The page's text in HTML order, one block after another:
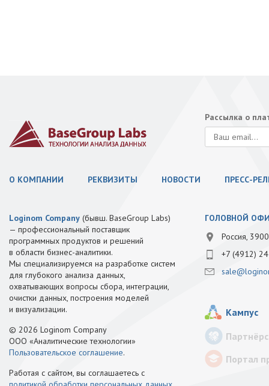
Рассылка о
О КОМПАНИИ РЕКВИЗИТЫ НОВОСТИ ПРЕСС-
Loginom Company (бывш. BaseGroup Labs)
— профессиональный поставщик
программных продуктов и решений
в области бизнес-аналитики.
Мы специализируемся на разработке систем
для глубокого анализа данных,
охватывающих вопросы сбора, интеграции,
очистки данных, построения моделей
и визуализации.
© 2026 Loginom Company
ООО «Аналитические технологии»
Пользовательское соглашение.
Работая с сайтом, вы соглашаетесь с
ГОЛОВНОЙ
Россия,
+7 (4912)
Кампус
Портал